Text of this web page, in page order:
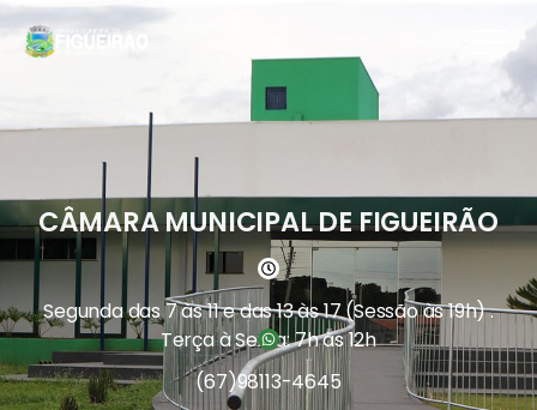
CÂMARA MUNICIPAL DE FIGUEIRÃO
Segunda das 7 às 11 e das 13 às 17 (Sessão às 19h) .
Terça à Sexta: 7h às 12h
(67)98113-4645